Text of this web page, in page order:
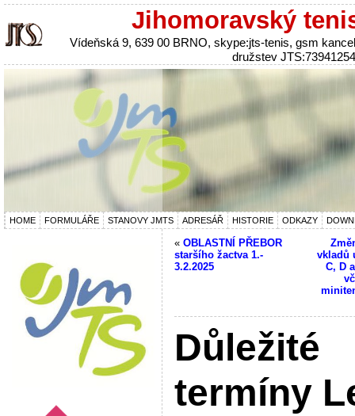
Jihomoravský
Vídeňská 9, 639 00 BRNO, skype:jts-tenis, gsm
družstev
HOME FORMULÁŘE STANOVY JMTS ADRESÁŘ HISTORIE ODKAZY
« OBLASTNÍ PŘEBOR
staršího žactva 1.-
3.2.2025
vkladů
C, D
Důležité
termíny